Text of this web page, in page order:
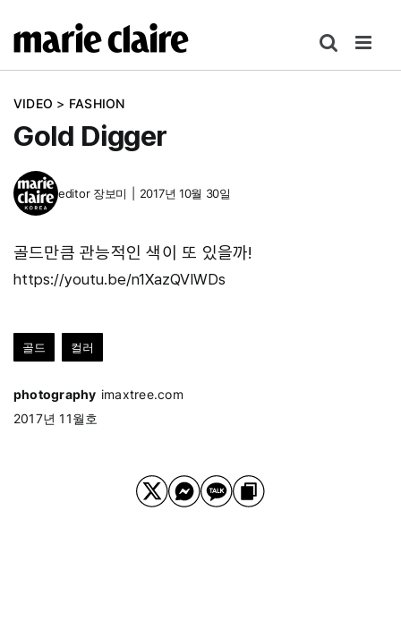
텐
VIDEO > FASHION
Gold Digger
editor 장보미 2017년 10월 30일
골드만큼 관능적인 색이 또 있을까!
https://youtu.be/n1XazQVIWDs
골드 컬러
photography imaxtree.com
2017년 11월호